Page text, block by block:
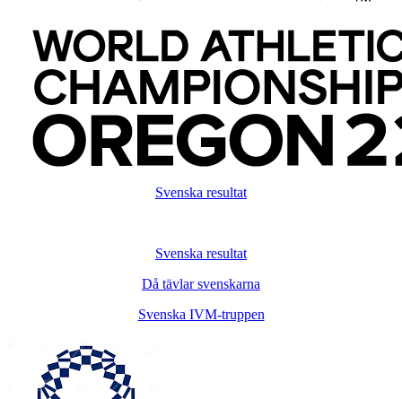
Svenska resultat
Svenska resultat
Då tävlar svenskarna
Svenska IVM-truppen